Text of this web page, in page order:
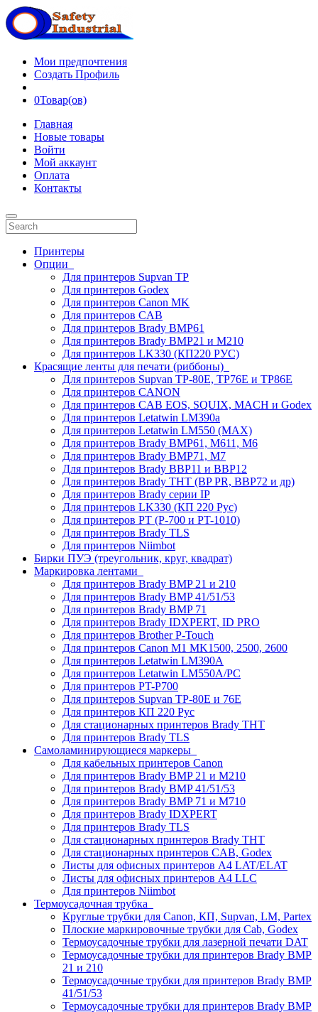
Мои предпочтения
Создать Профиль
0Товар(ов)
Главная
Новые товары
Войти
Мой аккаунт
Оплата
Контакты
Принтеры
Опции
Для принтеров Supvan TP
Для принтеров Godex
Для принтеров Canon MK
Для принтеров CAB
Для принтеров Brady BMP61
Для принтеров Brady BMP21 и M210
Для принтеров LK330 (КП220 РУС)
Красящие ленты для печати (риббоны)
Для принтеров Supvan TP-80E, TP76E и TP86E
Для принтеров CANON
Для принтеров CAB EOS, SQUIX, MACH и Godex
Для принтеров Letatwin LM390a
Для принтеров Letatwin LM550 (MAX)
Для принтеров Brady BMP61, M611, M6
Для принтеров Brady BMP71, M7
Для принтеров Brady BBP11 и BBP12
Для принтеров Brady THT (BP PR, BBP72 и др)
Для принтеров Brady серии IP
Для принтеров LK330 (КП 220 Рус)
Для принтеров PT (P-700 и PT-1010)
Для принтеров Brady TLS
Для принтеров Niimbot
Бирки ПУЭ (треугольник, круг, квадрат)
Маркировка лентами
Для принтеров Brady BMP 21 и 210
Для принтеров Brady BMP 41/51/53
Для принтеров Brady BMP 71
Для принтеров Brady IDXPERT, ID PRO
Для принтеров Brother P-Touch
Для принтеров Canon M1 MK1500, 2500, 2600
Для принтеров Letatwin LM390A
Для принтеров Letatwin LM550A/PC
Для принтеров PT-P700
Для принтеров Supvan TP-80E и 76E
Для принтеров КП 220 Рус
Для стационарных принтеров Brady THT
Для принтеров Brady TLS
Самоламинирующиеся маркеры
Для кабельных принтеров Canon
Для принтеров Brady BMP 21 и M210
Для принтеров Brady BMP 41/51/53
Для принтеров Brady BMP 71 и M710
Для принтеров Brady IDXPERT
Для принтеров Brady TLS
Для стационарных принтеров Brady THT
Для стационарных принтеров CAB, Godex
Листы для офисных принтеров А4 LAT/ELAT
Листы для офисных принтеров А4 LLC
Для принтеров Niimbot
Термоусадочная трубка
Круглые трубки для Canon, КП, Supvan, LM, Partex
Плоские маркировочные трубки для Cab, Godex
Термоусадочные трубки для лазерной печати DAT
Термоусадочные трубки для принтеров Brady BMP
21 и 210
Термоусадочные трубки для принтеров Brady BMP
41/51/53
Термоусадочные трубки для принтеров Brady BMP